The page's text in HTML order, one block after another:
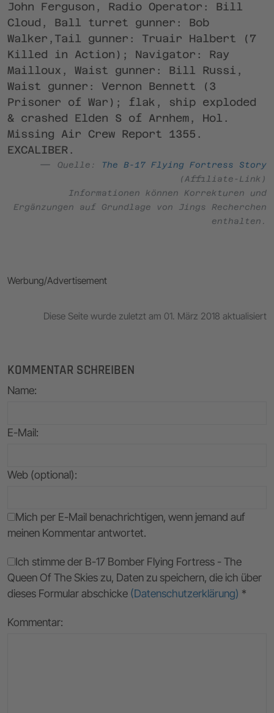
John Ferguson, Radio Operator: Bill
Cloud, Ball turret gunner: Bob
Walker,Tail gunner: Truair Halbert (7
Killed in Action); Navigator: Ray
Mailloux, Waist gunner: Bill Russi,
Waist gunner: Vernon Bennett (3
Prisoner of War); flak, ship exploded
& crashed Elden S of Arnhem, Hol.
Missing Air Crew Report 1355.
EXCALIBER.
Quelle:
The B-17 Flying Fortress Story
(Affiliate-Link)
Informationen können Korrekturen und
Ergänzungen auf Grundlage von Jings Recherchen
enthalten.
Werbung/Advertisement
Diese Seite wurde zuletzt am 01. März 2018 aktualisiert
KOMMENTAR SCHREIBEN
Name:
E-Mail:
Web (optional):
Mich per E-Mail benachrichtigen, wenn jemand auf
meinen Kommentar antwortet.
Ich stimme der B-17 Bomber Flying Fortress - The
Queen Of The Skies zu, Daten zu speichern, die ich über
dieses Formular abschicke (Datenschutzerklärung) *
Kommentar: